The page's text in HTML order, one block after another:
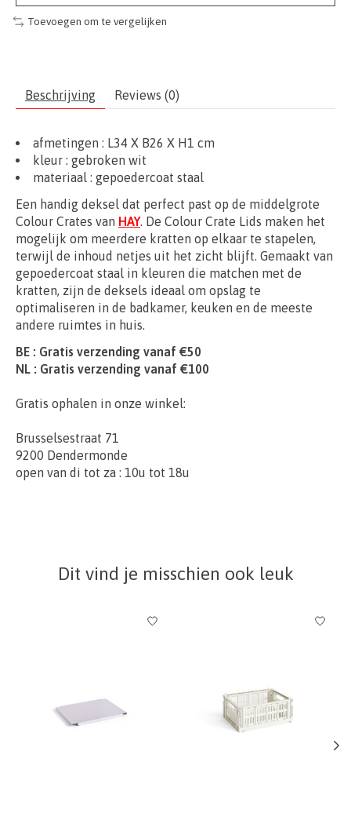
Toevoegen om te vergelijken
Beschrijving Reviews (0)
afmetingen : L34 X B26 X H1 cm
kleur : gebroken wit
materiaal : gepoedercoat staal
Een handig deksel dat perfect past op de middelgrote
Colour Crates van HAY. De Colour Crate Lids maken het
mogelijk om meerdere kratten op elkaar te stapelen,
terwijl de inhoud netjes uit het zicht blijft. Gemaakt van
gepoedercoat staal in kleuren die matchen met de
kratten, zijn de deksels ideaal om opslag te
optimaliseren in de badkamer, keuken en de meeste
andere ruimtes in huis.
BE : Gratis verzending vanaf €50
NL : Gratis verzending vanaf €100
Gratis ophalen in onze winkel:
Brusselsestraat 71
9200 Dendermonde
open van di tot za : 10u tot 18u
Dit vind je misschien ook leuk
Items van productcarrousel